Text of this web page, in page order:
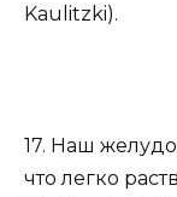
Kaulitzki).
17. Наш
что легко